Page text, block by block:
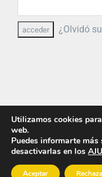
¿Olvidó
©
Utilizamos cookies
web.
Puedes informarte
desactivarlas en los
Aceptar